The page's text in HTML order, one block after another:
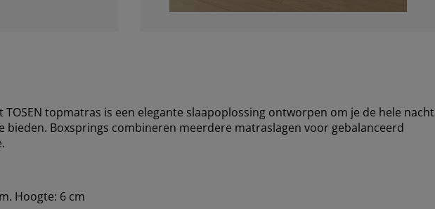
TOSEN topmatras is een elegante slaapoplossing ontworpen om je de hele nacht
Boxsprings combineren meerdere matraslagen voor gebalanceerd
Hoogte: 6 cm